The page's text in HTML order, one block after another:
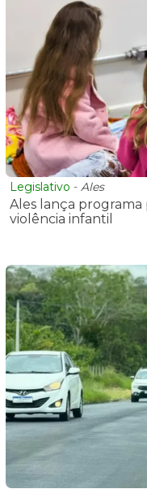
Legislativo - Ales
Ales lança
violência infantil